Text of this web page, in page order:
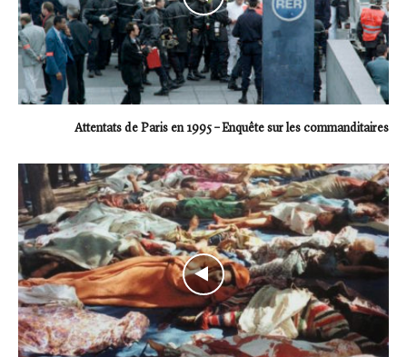
Attentats de Paris en 1995 – Enquête sur les commanditaires